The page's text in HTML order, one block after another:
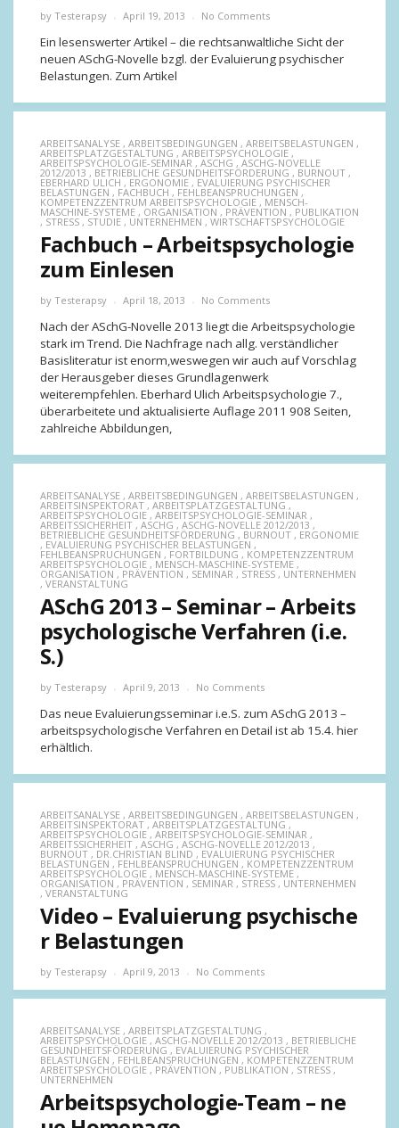
by Testerapsy April 19, 2013 No Comments
Ein lesenswerter Artikel – die rechtsanwaltliche Sicht der
neuen ASchG-Novelle bzgl. der Evaluierung psychischer
Belastungen. Zum Artikel
ARBEITSANALYSE , ARBEITSBEDINGUNGEN , ARBEITSBELASTUNGEN ,
ARBEITSPLATZGESTALTUNG , ARBEITSPSYCHOLOGIE ,
ARBEITSPSYCHOLOGIE-SEMINAR , ASCHG , ASCHG-NOVELLE
2012/2013 , BETRIEBLICHE GESUNDHEITSFÖRDERUNG , BURNOUT ,
EBERHARD ULICH , ERGONOMIE , EVALUIERUNG PSYCHISCHER
BELASTUNGEN , FACHBUCH , FEHLBEANSPRUCHUNGEN ,
KOMPETENZZENTRUM ARBEITSPSYCHOLOGIE , MENSCH-
MASCHINE-SYSTEME , ORGANISATION , PRÄVENTION , PUBLIKATION
, STRESS , STUDIE , UNTERNEHMEN , WIRTSCHAFTSPSYCHOLOGIE
Fachbuch – Arbeitspsychologie
zum Einlesen
by Testerapsy April 18, 2013 No Comments
Nach der ASchG-Novelle 2013 liegt die Arbeitspsychologie
stark im Trend. Die Nachfrage nach allg. verständlicher
Basisliteratur ist enorm,weswegen wir auch auf Vorschlag
der Herausgeber dieses Grundlagenwerk
weiterempfehlen. Eberhard Ulich Arbeitspsychologie 7.,
überarbeitete und aktualisierte Auflage 2011 908 Seiten,
zahlreiche Abbildungen,
ARBEITSANALYSE , ARBEITSBEDINGUNGEN , ARBEITSBELASTUNGEN ,
ARBEITSINSPEKTORAT , ARBEITSPLATZGESTALTUNG ,
ARBEITSPSYCHOLOGIE , ARBEITSPSYCHOLOGIE-SEMINAR ,
ARBEITSSICHERHEIT , ASCHG , ASCHG-NOVELLE 2012/2013 ,
BETRIEBLICHE GESUNDHEITSFÖRDERUNG , BURNOUT , ERGONOMIE
, EVALUIERUNG PSYCHISCHER BELASTUNGEN ,
FEHLBEANSPRUCHUNGEN , FORTBILDUNG , KOMPETENZZENTRUM
ARBEITSPSYCHOLOGIE , MENSCH-MASCHINE-SYSTEME ,
ORGANISATION , PRÄVENTION , SEMINAR , STRESS , UNTERNEHMEN
, VERANSTALTUNG
ASchG 2013 – Seminar – Arbeits
psychologische Verfahren (i.e.
S.)
by Testerapsy April 9, 2013 No Comments
Das neue Evaluierungsseminar i.e.S. zum ASchG 2013 –
arbeitspsychologische Verfahren en Detail ist ab 15.4. hier
erhältlich.
ARBEITSANALYSE , ARBEITSBEDINGUNGEN , ARBEITSBELASTUNGEN ,
ARBEITSINSPEKTORAT , ARBEITSPLATZGESTALTUNG ,
ARBEITSPSYCHOLOGIE , ARBEITSPSYCHOLOGIE-SEMINAR ,
ARBEITSSICHERHEIT , ASCHG , ASCHG-NOVELLE 2012/2013 ,
BURNOUT , DR.CHRISTIAN BLIND , EVALUIERUNG PSYCHISCHER
BELASTUNGEN , FEHLBEANSPRUCHUNGEN , KOMPETENZZENTRUM
ARBEITSPSYCHOLOGIE , MENSCH-MASCHINE-SYSTEME ,
ORGANISATION , PRÄVENTION , SEMINAR , STRESS , UNTERNEHMEN
, VERANSTALTUNG
Video – Evaluierung psychische
r Belastungen
by Testerapsy April 9, 2013 No Comments
ARBEITSANALYSE , ARBEITSPLATZGESTALTUNG ,
ARBEITSPSYCHOLOGIE , ASCHG-NOVELLE 2012/2013 , BETRIEBLICHE
GESUNDHEITSFÖRDERUNG , EVALUIERUNG PSYCHISCHER
BELASTUNGEN , FEHLBEANSPRUCHUNGEN , KOMPETENZZENTRUM
ARBEITSPSYCHOLOGIE , PRÄVENTION , PUBLIKATION , STRESS ,
UNTERNEHMEN
Arbeitspsychologie-Team – ne